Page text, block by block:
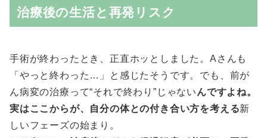
治療後の生活と再発リスク
手術が終わったとき、正直ホッとしました。Aさんも
「やっと終わった…」と感じたそうです。でも、前が
ん病変の治療って“それで終わり”じゃない んですよね。
実はここからが、自分の体との付き合い方を考える新
しいフェーズの始まり。